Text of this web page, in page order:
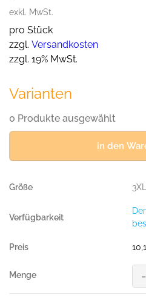
exkl. MwSt.
pro Stück
zzgl. Versandkosten
zzgl. 19% MwSt.
Varianten
0 Produkte ausgewählt
in den
3XL
T-
-